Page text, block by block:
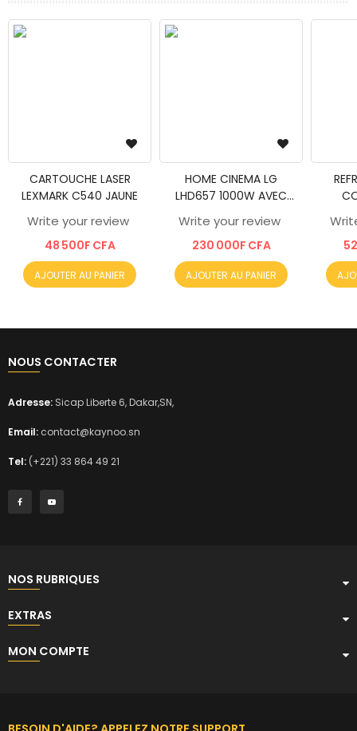
CARTOUCHE LASER
LEXMARK C540 JAUNE
Write your review
48 500F CFA
AJOUTER AU PANIER
HOME CINEMA LG
LHD657 1000W AVEC
Write your review
230 000F CFA
AJOUTER AU PANIER
NOUS CONTACTER
Adresse: Sicap Liberte 6, Dakar,SN,
Email: contact@kaynoo.sn
Tel: (+221) 33 864 49 21
NOS RUBRIQUES
EXTRAS
MON COMPTE